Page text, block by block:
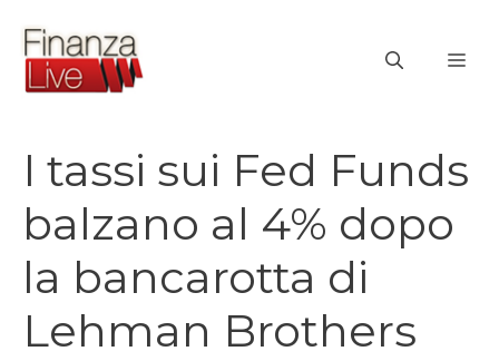
contenuto
I tassi sui Fed Funds
balzano al 4% dopo
la bancarotta di
Lehman Brothers